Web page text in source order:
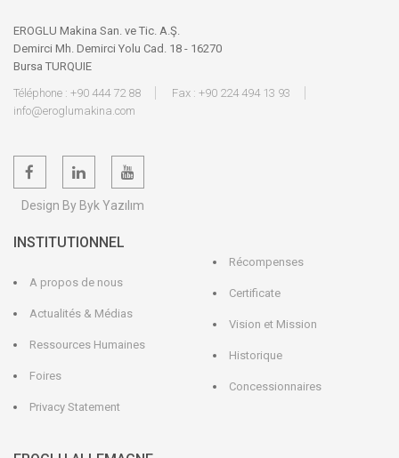
EROGLU Makina San. ve Tic. A.Ş.
Demirci Mh. Demirci Yolu Cad. 18 - 16270
Bursa TURQUIE
Téléphone : +90 444 72 88
Fax : +90 224 494 13 93
info@eroglumakina.com
Design By Byk Yazılım
INSTITUTIONNEL
A propos de nous
Actualités & Médias
Ressources Humaines
Foires
Privacy Statement
Récompenses
Certificate
Vision et Mission
Historique
Concessionnaires